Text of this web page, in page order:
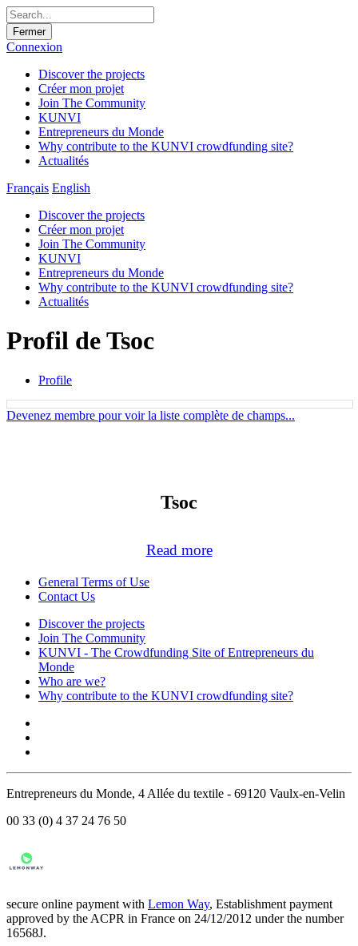
Fermer
Connexion
Discover the projects
Créer mon projet
Join The Community
KUNVI
Entrepreneurs du Monde
Why contribute to the KUNVI crowdfunding site?
Actualités
Français English
Discover the projects
Créer mon projet
Join The Community
KUNVI
Entrepreneurs du Monde
Why contribute to the KUNVI crowdfunding site?
Actualités
Profil de Tsoc
Profile
Devenez membre pour voir la liste complète de champs...
Tsoc
Read more
General Terms of Use
Contact Us
Discover the projects
Join The Community
KUNVI - The Crowdfunding Site of Entrepreneurs du
Monde
Who are we?
Why contribute to the KUNVI crowdfunding site?
Entrepreneurs du Monde, 4 Allée du textile - 69120 Vaulx-en-Velin
00 33 (0) 4 37 24 76 50
secure online payment with Lemon Way, Establishment payment
approved by the ACPR in France on 24/12/2012 under the number
16568J.